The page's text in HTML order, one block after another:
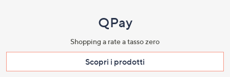
QPay
Shopping a rate a tasso zero​
Scopri i prodotti​